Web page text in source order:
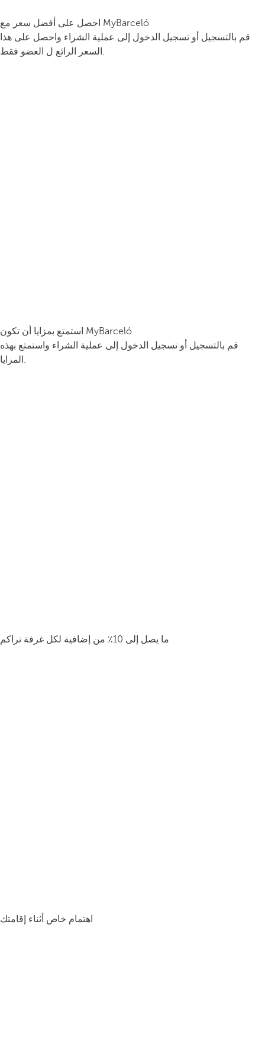
احصل على أفضل سعر مع MyBarceló
قم بالتسجيل أو تسجيل الدخول إلى عملية الشراء واحصل على هذا
السعر الرائع ل العضو فقط.
استمتع بمزايا أن تكون MyBarceló
قم بالتسجيل أو تسجيل الدخول إلى عملية الشراء واستمتع بهذه
المزايا.
ما يصل إلى 10٪ من إضافية لكل غرفة تراكم
اهتمام خاص أثناء إقامتك